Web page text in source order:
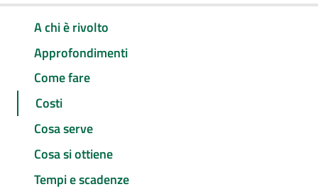
A chi è rivolto
Approfondimenti
Come fare
Costi
Cosa serve
Cosa si ottiene
Tempi e scadenze